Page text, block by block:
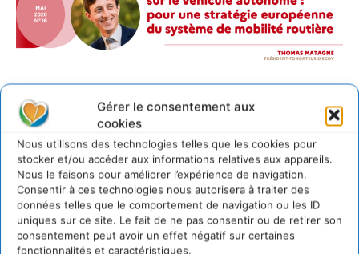
Gérer le consentement aux
cookies
Nous utilisons des technologies telles que les cookies pour
stocker et/ou accéder aux informations relatives aux appareils.
Nous le faisons pour améliorer l’expérience de navigation.
Consentir à ces technologies nous autorisera à traiter des
données telles que le comportement de navigation ou les ID
uniques sur ce site. Le fait de ne pas consentir ou de retirer son
consentement peut avoir un effet négatif sur certaines
fonctionnalités et caractéristiques.
autonomes_11.05 Télécharger
Vision globale : une nouvelle
civilisation
Au-delà des réformes techniques, le livre esquisse une
transition civilisationnelle.Passer d’une société de